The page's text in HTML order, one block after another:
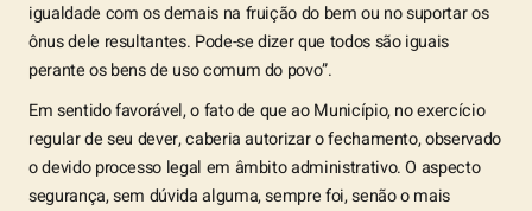
igualdade com os demais na fruição do bem ou no suportar os
ônus dele resultantes. Pode-se dizer que todos são iguais
perante os bens de uso comum do povo”.
Em sentido favorável, o fato de que ao Município, no exercício
regular de seu dever, caberia autorizar o fechamento, observado
o devido processo legal em âmbito administrativo. O aspecto
segurança, sem dúvida alguma, sempre foi, senão o mais